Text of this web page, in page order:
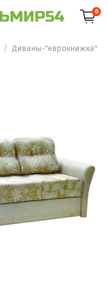
0
Диваны-"еврокнижка"